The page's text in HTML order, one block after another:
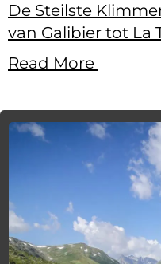
De Steilste
van Galibier tot La
Read More